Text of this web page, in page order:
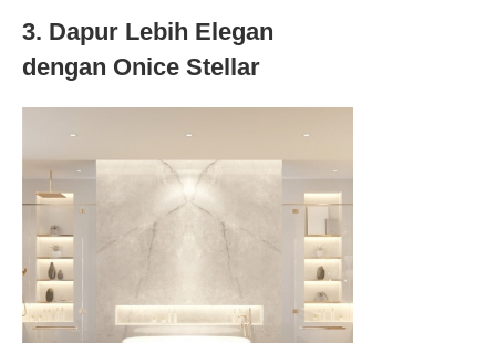
3. Dapur Lebih Elegan
dengan Onice Stellar